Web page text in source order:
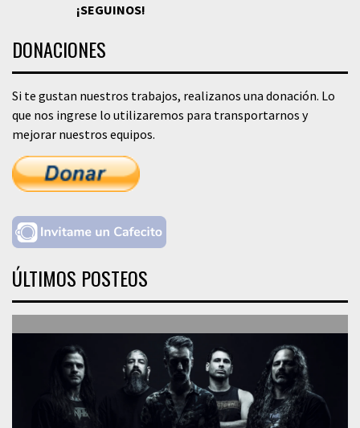
¡SEGUINOS!
DONACIONES
Si te gustan nuestros trabajos, realizanos una donación. Lo
que nos ingrese lo utilizaremos para transportarnos y
mejorar nuestros equipos.
ÚLTIMOS POSTEOS